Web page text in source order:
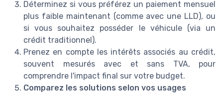
Déterminez si vous préférez un paiement mensuel
plus faible maintenant (comme avec une LLD), ou
si vous souhaitez posséder le véhicule (via un
crédit traditionnel).
Prenez en compte les intérêts associés au crédit,
souvent mesurés avec et sans TVA, pour
comprendre l'impact final sur votre budget.
Comparez les solutions selon vos usages